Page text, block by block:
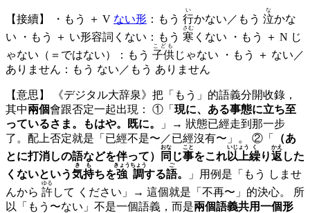
【接續】 ・もう ＋ V ない形 ：もう 行
い
かない／もう 泣
な
かな
い ・もう ＋ い形容詞くない：もう 寒
さむ
くない ・もう ＋ N じ
ゃない（＝ではない）：もう 子供
こども
じゃない ・もう ＋ ない／
ありません：もう ない／もう ありません
【意思】 《デジタル大辞泉》把「もう」的語義分開收錄，
其中兩個會跟否定一起出現： ①「 現に、ある事態に立ち至
っているさま。もはや。既に。
」→ 狀態已經走到那一步
了。配上否定就是「已經不是〜／已經沒有〜」。 ②「
（あ
とに打消しの語などを伴って）
同
おな
じ事
こと
をこれ以上
いじょう
繰
く
り返
かえ
した
くないという気持
きも
ちを強調
きょうちょう
する語
ご
。
」用例是「もう しませ
んから 許
ゆる
して ください」→ 這個就是「不再〜」的決心。 所
以「もう〜ない」不是一個語義，而是兩個語義共用一個形